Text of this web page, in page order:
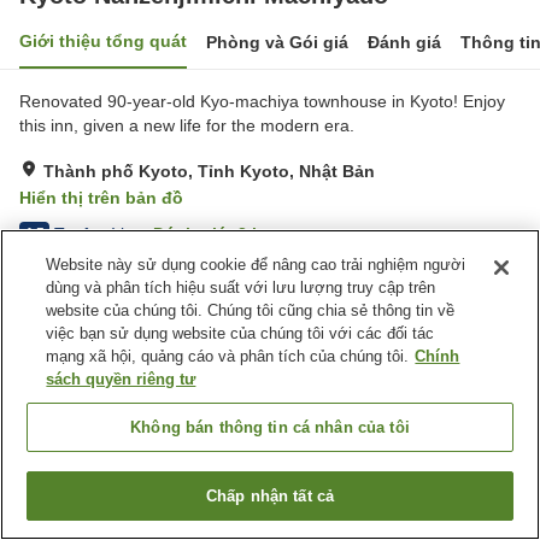
Giới thiệu tổng quát Phòng và Gói giá Đánh giá Thông
Renovated 90-year-old Kyo-machiya townhouse in Kyoto! Enjoy
this inn, given a new life for the modern era.
Thành phố Kyoto, Tỉnh Kyoto, Nhật Bản
Hiển thị trên bản đồ
4.5 Tuyệt vời Đánh giá:2lượt
Trang chủ Nhật Bản Tỉnh Kyoto
Thành phố Kyoto
Kyoto Nanzenjimichi Machiyado
Tìm phòng trống
Website này sử dụng cookie để nâng cao trải nghiệm người
dùng và phân tích hiệu suất với lưu lượng truy cập trên
website của chúng tôi. Chúng tôi cũng chia sẻ thông tin về
việc bạn sử dụng website của chúng tôi với các đối tác
mạng xã hội, quảng cáo và phân tích của chúng tôi. Chính
sách quyền riêng tư
Không bán thông tin cá nhân của tôi
Chấp nhận tất cả